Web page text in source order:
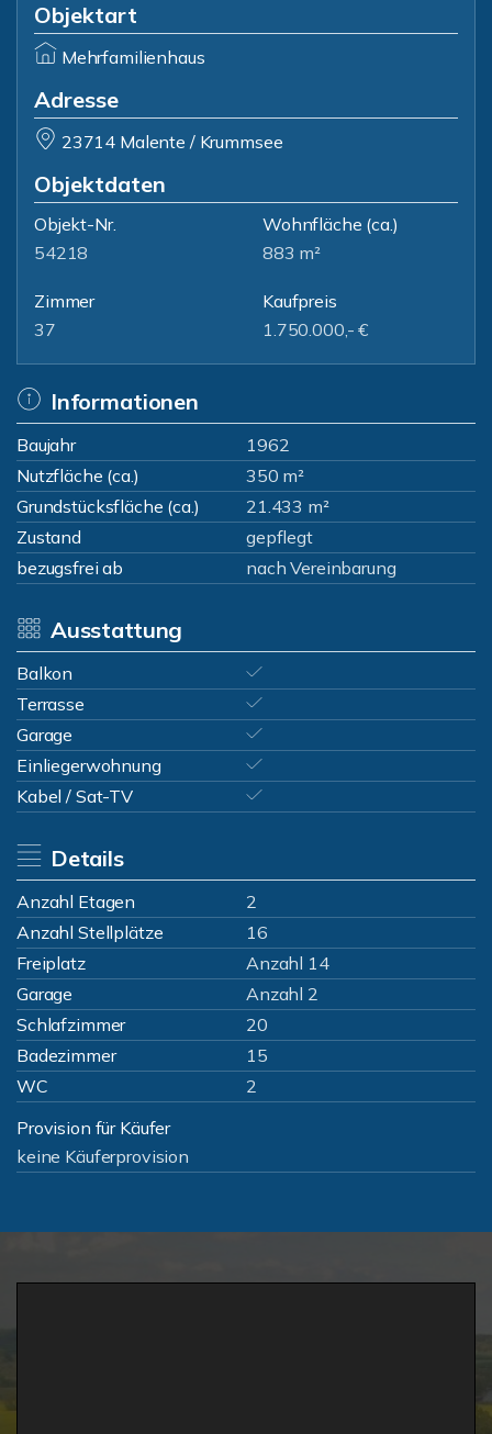
Objektart
Mehrfamilienhaus
Adresse
23714 Malente / Krummsee
Objektdaten
Objekt-Nr.
54218
Wohnfläche (ca.)
883 m²
Zimmer
37
Kaufpreis
1.750.000,- €
Informationen
Baujahr
1962
Nutzfläche (ca.)
350 m²
Grundstücksfläche (ca.)
21.433 m²
Zustand
gepflegt
bezugsfrei ab
nach Vereinbarung
Ausstattung
Balkon
Terrasse
Garage
Einliegerwohnung
Kabel / Sat-TV
Details
Anzahl Etagen
2
Anzahl Stellplätze
16
Freiplatz
Anzahl 14
Garage
Anzahl 2
Schlafzimmer
20
Badezimmer
15
WC
2
Provision für Käufer
keine Käuferprovision